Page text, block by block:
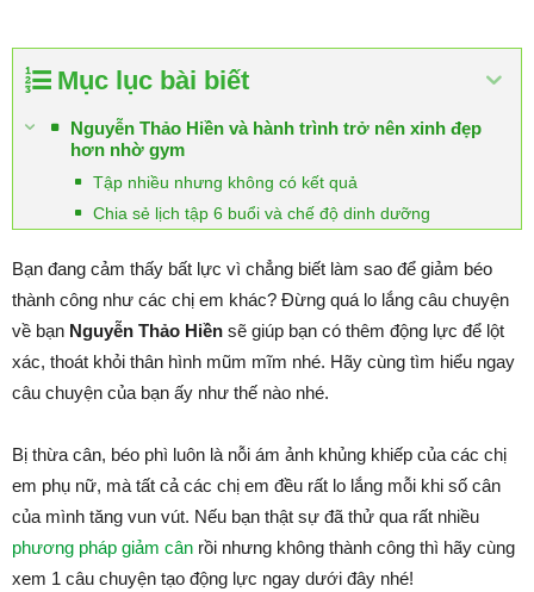
Mục lục bài biết
Nguyễn Thảo Hiền và hành trình trở nên xinh đẹp
hơn nhờ gym
Tập nhiều nhưng không có kết quả
Chia sẻ lịch tập 6 buổi và chế độ dinh dưỡng
Bạn đang cảm thấy bất lực vì chẳng biết làm sao để giảm béo
thành công như các chị em khác? Đừng quá lo lắng câu chuyện
về bạn Nguyễn Thảo Hiền sẽ giúp bạn có thêm động lực để lột
xác, thoát khỏi thân hình mũm mĩm nhé. Hãy cùng tìm hiểu ngay
câu chuyện của bạn ấy như thế nào nhé.
Bị thừa cân, béo phì luôn là nỗi ám ảnh khủng khiếp của các chị
em phụ nữ, mà tất cả các chị em đều rất lo lắng mỗi khi số cân
của mình tăng vun vút. Nếu bạn thật sự đã thử qua rất nhiều
phương pháp giảm cân rồi nhưng không thành công thì hãy cùng
xem 1 câu chuyện tạo động lực ngay dưới đây nhé!